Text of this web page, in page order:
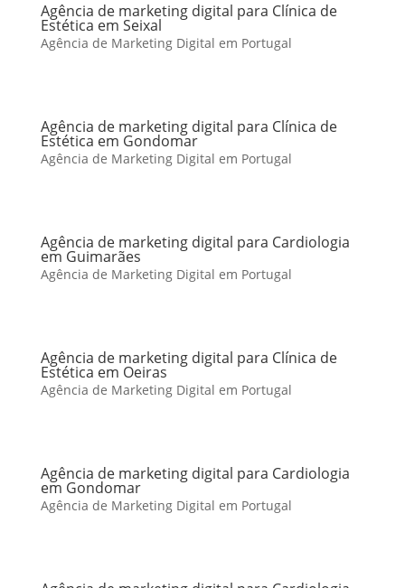
Agência de marketing digital para Clínica de
Estética em Seixal
Agência de Marketing Digital em Portugal
Agência de marketing digital para Clínica de
Estética em Gondomar
Agência de Marketing Digital em Portugal
Agência de marketing digital para Cardiologia
em Guimarães
Agência de Marketing Digital em Portugal
Agência de marketing digital para Clínica de
Estética em Oeiras
Agência de Marketing Digital em Portugal
Agência de marketing digital para Cardiologia
em Gondomar
Agência de Marketing Digital em Portugal